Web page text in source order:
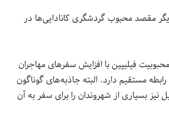
مقصد محبوب گردشگری کانادایی‌ها در
فیلیپین با افزایش سفرهای مهاجران
رابطه مستقیم دارد. البته جاذبه‌های گوناگون
نیز بسیاری از شهروندان را برای سفر به آن